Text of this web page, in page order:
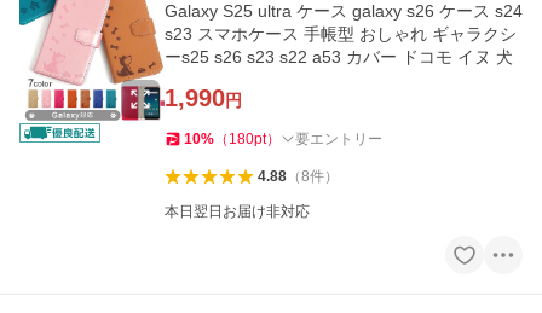
Galaxy S25 ultra ケース galaxy s26 ケース s24
s23 スマホケース 手帳型 おしゃれ ギャラクシ
ーs25 s26 s23 s22 a53 カバー ドコモ イヌ 犬
1,990円
10% （ 180pt） 要エントリー
4.88（8件）
本日翌日お届け非対応